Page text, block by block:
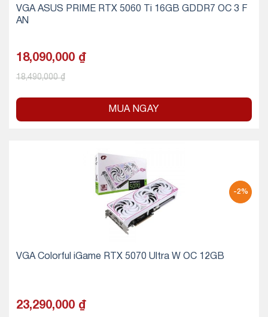
VGA ASUS PRIME RTX 5060 Ti 16GB GDDR7 OC 3 F
AN
18,090,000 ₫
18,490,000₫
MUA NGAY
-2%
VGA Colorful iGame RTX 5070 Ultra W OC 12GB
23,290,000 ₫